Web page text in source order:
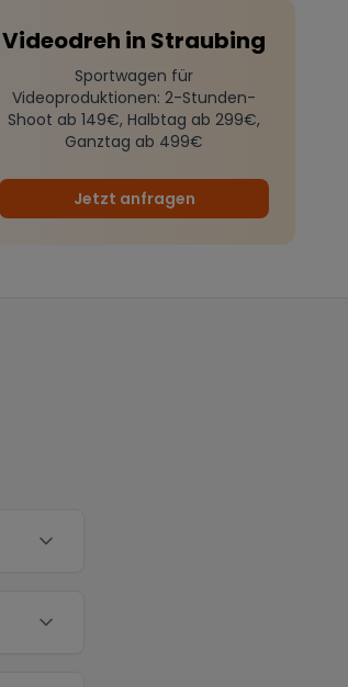
Videodreh in Straubing
Sportwagen für
Videoproduktionen: 2-Stunden-
Shoot ab 149€, Halbtag ab 299€,
Ganztag ab 499€
Jetzt anfragen